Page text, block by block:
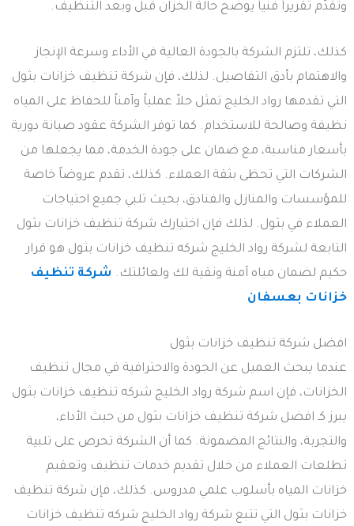
وتقدّم تقريراً فنياً يوضح حالة الخزان قبل وبعد التنظيف.
كذلك، تلتزم الشركة بالجودة العالية في الأداء وسرعة الإنجاز
والاهتمام بأدق التفاصيل. لذلك، فإن شركة تنظيف خزانات بثول
التي تقدمها رواد الخليج تمثل حلاً عملياً وآمناً للحفاظ على المياه
نظيفة وصالحة للاستخدام. كما توفر الشركة عقود صيانة دورية
بأسعار مناسبة، مع ضمان على جودة الخدمة، مما يجعلها من
الشركات التي تحظى بثقة العملاء. كذلك، تقدم عروضاً خاصة
للمؤسسات والمنازل والفنادق، بحيث تلبي جميع احتياجات
العملاء في بثول. لذلك فإن اختيارك شركة تنظيف خزانات بثول
التابعة لشركة رواد الخليج شركه تنظيف خزانات بثول هو قرار
حكيم لضمان مياه آمنة ونقية لك ولعائلتك. شركة تنظيف
خزانات بعسفان
افضل شركة تنظيف خزانات بثول
عندما يبحث العميل عن الجودة والاحترافية في مجال تنظيف
الخزانات، فإن اسم شركة رواد الخليج شركه تنظيف خزانات بثول
يبرز كـ افضل شركة تنظيف خزانات بثول من حيث الأداء،
والتجربة، والنتائج المضمونة. كما أن الشركة تحرص على تلبية
تطلعات العملاء من خلال تقديم خدمات تنظيف وتعقيم
خزانات المياه بأسلوب علمي مدروس. كذلك، فإن شركة تنظيف
خزانات بثول التي تتبع شركة رواد الخليج شركه تنظيف خزانات